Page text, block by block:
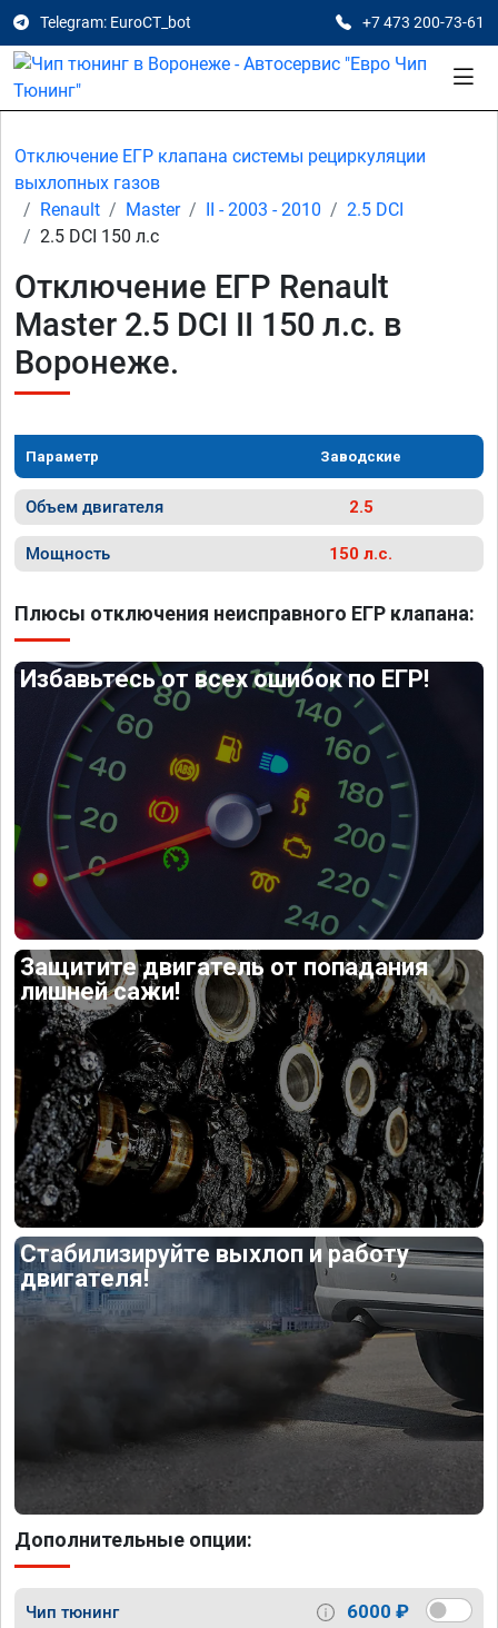
Telegram: EuroCT_bot +7 473 200-73-61
Отключение ЕГР клапана системы рециркуляции
выхлопных газов
Renault
Master II - 2003 - 2010
2.5 DCI
2.5 DCI 150 л.с
Отключение ЕГР Renault
Master 2.5 DCI II 150 л.с. в
Воронеже.
Параметр Заводские
Объем двигателя 2.5
Мощность 150 л.с.
Плюсы отключения неисправного ЕГР клапана:
Избавьтесь от всех ошибок по ЕГР!
Защитите двигатель от попадания
лишней сажи!
Стабилизируйте выхлоп и работу
двигателя!
Дополнительные опции:
Чип тюнинг 6000 ₽